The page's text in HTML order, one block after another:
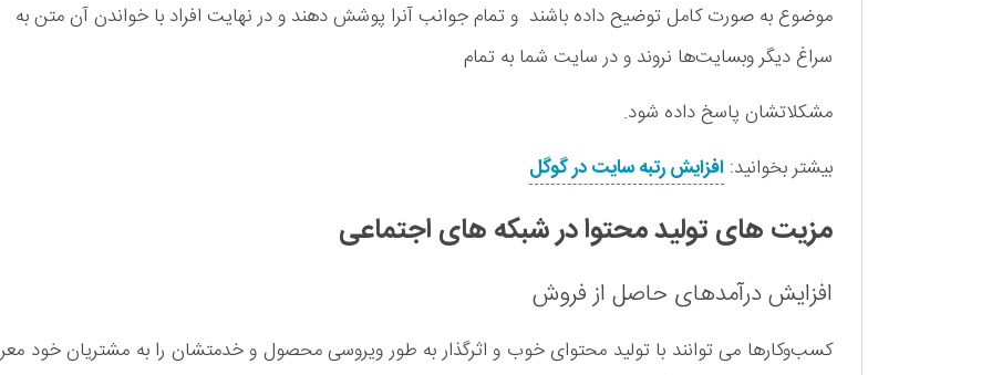
موضوع به صورت کامل توضیح داده باشند و تمام جوانب آن­را پوشش دهند و در نهایت افراد با خواندن آن متن به
سراغ دیگر وب­سایت­‌ها نروند و در سایت شما به تمام
مشکلات­شان پاسخ داده شود.
بیشتر بخوانید: افزایش رتبه سایت در گوگل
مزیت های تولید محتوا در شبکه های اجتماعی
افزایش درآمدهای حاصل از فروش
کسب‌وکارها می توانند با تولید محتوای خوب و اثرگذار به طور ویروسی محصول و خدمتشان را به مشتریان خود